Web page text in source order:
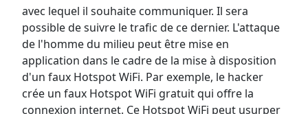
avec lequel il souhaite communiquer. Il sera
possible de suivre le trafic de ce dernier. L'attaque
de l'homme du milieu peut être mise en
application dans le cadre de la mise à disposition
d'un faux Hotspot WiFi. Par exemple, le hacker
crée un faux Hotspot WiFi gratuit qui offre la
connexion internet. Ce Hotspot WiFi peut usurper